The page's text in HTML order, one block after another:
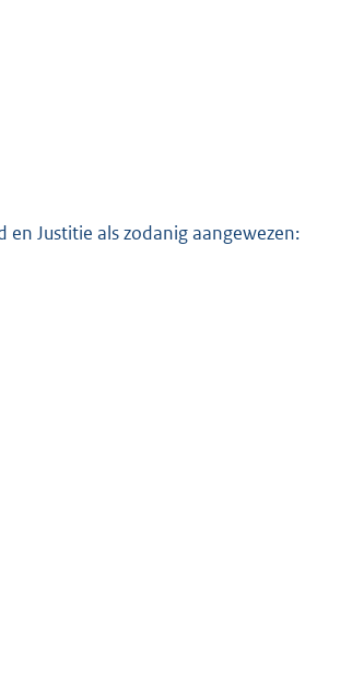
Justitie als zodanig aangewezen: